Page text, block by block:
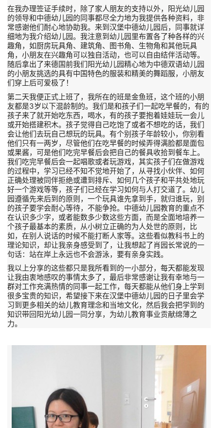
在我办理签证手续时，除了家人朋友的支持以外，阳光幼儿园
的领导和中德幼儿园的同事都尽全力地为我提供各种资料，非
常感谢他们耐心地协助我。来到汉堡中德幼儿园后，同事就详
细地为我介绍幼儿园。我注意到幼儿园里布置各了种各样的兴
趣角，如厨房玩具角、建筑角、图书角、生物角和其他玩具
角，小朋友在兴趣角可以独自活动，也可以自由结伴活动等。
随后拿出了来德国前我们阳光幼儿园精心地为中德双语幼儿园
的小朋友挑选的具有中国特色的服装和精美的舞蹈服，小朋友
们穿上后可爱极了！
第二天我便正式上班了，我所在的班是金鱼班，这个班的小朋
友都是3岁以下混龄制的。我们是和孩子们一起吃早餐的，有的
孩子来了就开始吃东西，喝水，有的孩子要抱着娃娃玩一会儿
或开始搭建积木。孩子觉得自己吃饱了或者不想吃的话，我们
会让他们去玩自己想玩的玩具。有个别孩子年龄较小，你别看
他们只有一两岁，尽管他们在吃早餐的时候弄得满脸都是面包
或果酱，可是他们吃完早餐后会把自己的餐具收拾到餐车上。
我们吃完早餐后会一起唱歌或者玩游戏，其实孩子们在做游戏
的过程中，学习已经不知不觉地开始了，从寻找小伙伴、如何
正确处理被同伴拒绝或遭到排斥、如何几个孩子和平共处地玩
好一个游戏等等，孩子们已经在学习如何与人打交道了。幼儿
园遵循先来后到的原则，一个玩具谁先拿到手，就归谁玩，别
的孩子要学会耐心等待，不能争抢。中德幼儿园教育的重点不
在认识多少字，或者能数多少数这些方面，而是全面地培养一
个孩子最基本的素质，从小树立正确的为人处世的原则，比
如，在别人说话的时候不能打断人家等。这些看似教科书上的
理论知识，却让我亲身感受到了，让我想起了肖园长常说的一
句话：站在岸上永远也不会游泳，要有亲身实践。
我以上分享的这些都只是我所看到的一小部分，每天都能发现
让我由衷地感叹的事情太多了，最后非常感谢让我有幸地与一
群对工作充满热情的同事一起工作，每天都能从他们身上学到
很多宝贵的知识，希望接下来在汉堡中德幼儿园的日子里会学
习到更多相关的幼儿教育理念和当地文化，然后我会把学到的
知识带回阳光幼儿园一同分享，为幼儿教育事业贡献绵薄之
力。